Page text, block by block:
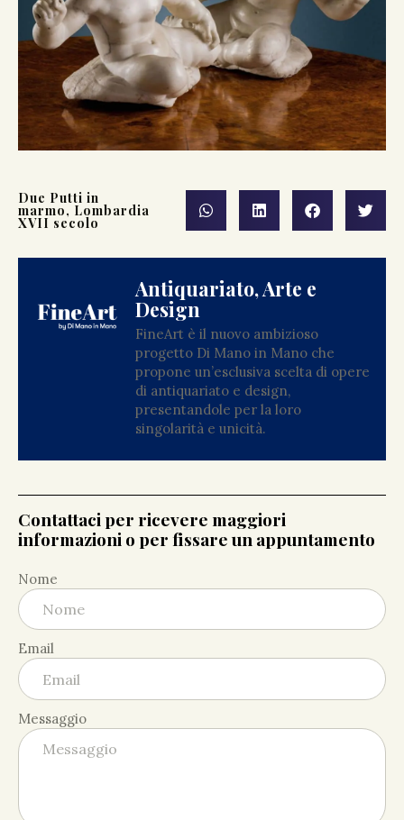
Due Putti in
marmo, Lombardia
XVII secolo
Antiquariato, Arte e
Design
FineArt è il nuovo ambizioso
progetto Di Mano in Mano che
propone un’esclusiva scelta di opere
di antiquariato e design,
presentandole per la loro
singolarità e unicità.
Contattaci per ricevere maggiori
informazioni o per fissare un appuntamento
Nome
Email
Messaggio